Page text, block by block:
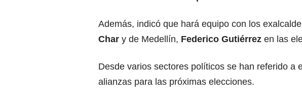
Además, indicó que hará equipo con los
Char y de Medellín, Federico Gutiérrez en las
Desde varios sectores políticos se han referido a
alianzas para las próximas elecciones.